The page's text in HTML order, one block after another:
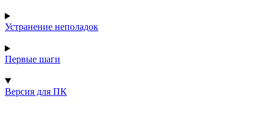
Устранение неполадок
Первые шаги
Версия для ПК